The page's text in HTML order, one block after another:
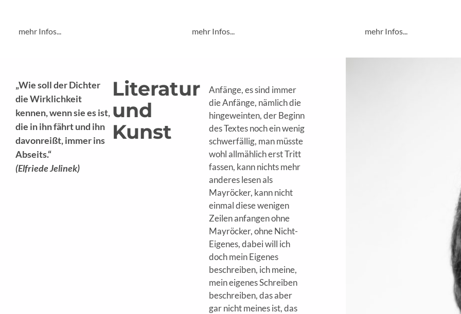
mehr Infos... mehr Infos... mehr Infos...
„Wie soll der Dichter
die Wirklichkeit
kennen, wenn sie es ist,
die in ihn fährt und ihn
davonreißt, immer ins
Abseits.“
(Elfriede Jelinek)
Literatur
und
Kunst
Anfänge, es sind immer
die Anfänge, nämlich die
hingeweinten, der Beginn
des Textes noch ein wenig
schwerfällig, man müsste
wohl allmählich erst Tritt
fassen, kann nichts mehr
anderes lesen als
Mayröcker, kann nicht
einmal diese wenigen
Zeilen anfangen ohne
Mayröcker, ohne Nicht-
Eigenes, dabei will ich
doch mein Eigenes
beschreiben, ich meine,
mein eigenes Schreiben
beschreiben, das aber
gar nicht meines ist, das